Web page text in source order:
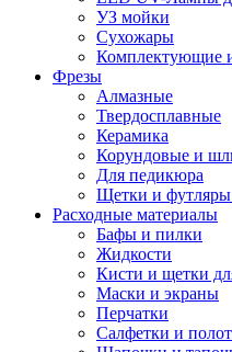
УЗ мойки
Сухожары
Комплектующие и
Фрезы
Алмазные
Твердосплавные
Керамика
Корундовые и
Для педикюра
Щетки и футляры
Расходные материалы
Бафы и пилки
Жидкости
Кисти и щетки
Маски и экраны
Перчатки
Салфетки и